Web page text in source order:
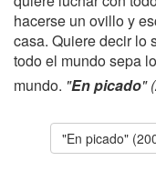
hacerse un ovillo y
casa. Quiere decir lo
todo el mundo sepa
mundo. "En picado"
"En picado"